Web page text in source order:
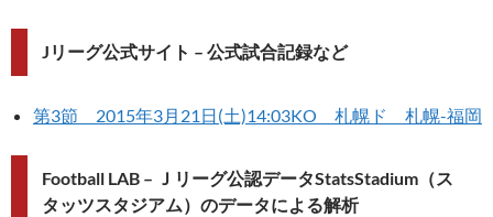
Jリーグ公式サイト – 公式試合記録など
第3節 2015年3月21日(土)14:03KO 札幌ド 札幌-福岡
Football LAB – Ｊリーグ公認データStatsStadium（ス
タッツスタジアム）のデータによる解析